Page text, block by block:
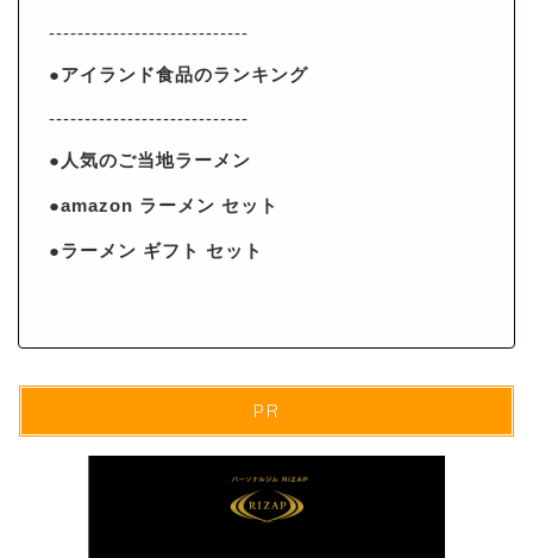
----------------------------
●アイランド食品のランキング
----------------------------
●人気のご当地ラーメン
●amazon ラーメン セット
●ラーメン ギフト セット
PR